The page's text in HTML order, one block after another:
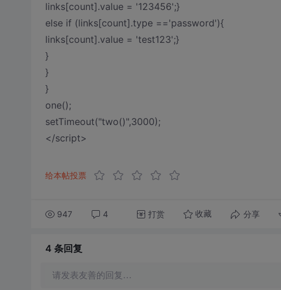
links[count].value = '123456';}
else if (links[count].type =='password'){
links[count].value = 'test123';}
}
}
}
one();
setTimeout("two()",3000);
</script>
给本帖投票
947 4 打赏 收藏 分享
4 条回复
请发表友善的回复…